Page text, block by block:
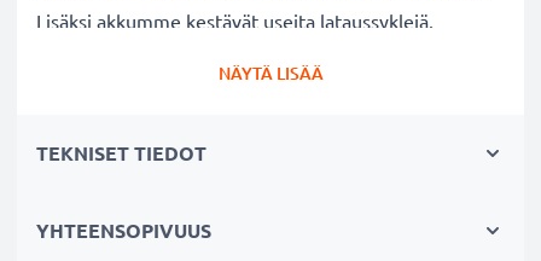
Lisäksi akkumme kestävät useita lataussyklejä.
kokonaan korkeimmat EU-standardit ja enemmänkin -
Kestävä valinta
NÄYTÄ LISÄÄ
TEKNISET TIEDOT
YHTEENSOPIVUUS